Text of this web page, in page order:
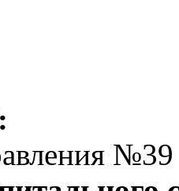
№39